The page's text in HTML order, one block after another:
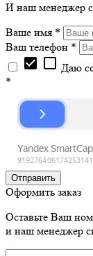
И наш менеджер
Ваше имя *
Ваш телефон *
check_box check_box_outline_blank Даю
*
Оформить заказ
Оставьте Ваш
и наш менеджер